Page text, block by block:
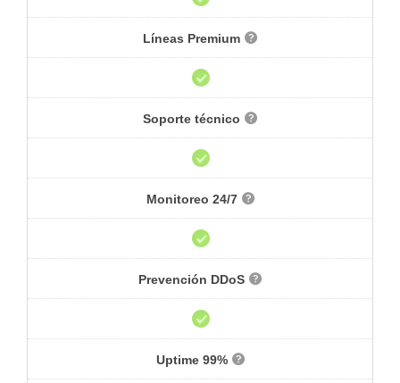
Líneas Premium
Soporte técnico
Monitoreo 24/7
Prevención DDoS
Uptime 99%